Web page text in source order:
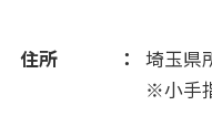
2016(454)
住所
埼玉県
※小手